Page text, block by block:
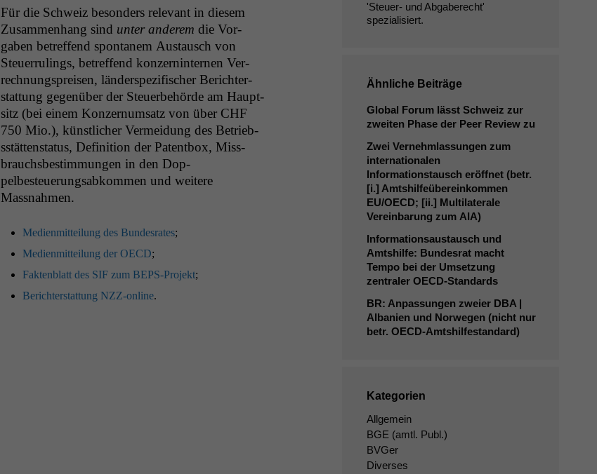
Für die Schweiz beson­ders rel­e­vant in diesem
Zusam­men­hang sind unter anderem die Vor­
gaben betr­e­f­fend spon­tanem Aus­tausch von
Steuer­rul­ings, betr­e­f­fend konz­ern­in­ter­nen Ver­
rech­nung­spreisen, län­der­spez­i­fis­ch­er Berichter­
stat­tung gegenüber der Steuer­be­hörde am Haupt­
sitz (bei einem Konz­er­num­satz von über CHF
750 Mio.), kün­stlich­er Ver­mei­dung des Betrieb­
sstät­ten­sta­tus, Def­i­n­i­tion der Patent­box, Miss­
brauchs­bes­tim­mungen in den Dop­
pelbesteuerungsabkom­men und weit­ere
Massnahmen.
Medi­en­mit­teilung des Bun­desrates;
Medi­en­mit­teilung der OECD;
Fak­ten­blatt des SIFzum BEPS-Pro­jekt;
Berichter­stat­tung NZZ-online.
'Steuer- und Abgaberecht'
spezialisiert.
Ähnliche Beiträge
Global Forum lässt Schweiz zur
zweiten Phase der Peer Review zu
Zwei Vernehmlassungen zum
internationalen
Informationstausch eröffnet (betr.
[i.] Amtshilfeübereinkommen
EU/OECD; [ii.] Multilaterale
Vereinbarung zum AIA)
Informationsaustausch und
Amtshilfe: Bundesrat macht
Tempo bei der Umsetzung
zentraler OECD-Standards
BR: Anpassungen zweier DBA|
Albanien und Norwegen (nicht nur
betr. OECD-Amtshilfestandard)
Kategorien
Allgemein
BGE (amtl. Publ.)
BVGer
Diverses